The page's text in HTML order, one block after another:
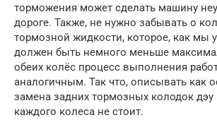
торможения может сделать машину
дороге. Также, не нужно забывать о
тормозной жидкости, которое, как мы
должен быть немного меньше
обеих колёс процесс выполнения
аналогичным. Так что, описывать как
замена задних тормозных колодок дэу
каждого колеса не стоит.